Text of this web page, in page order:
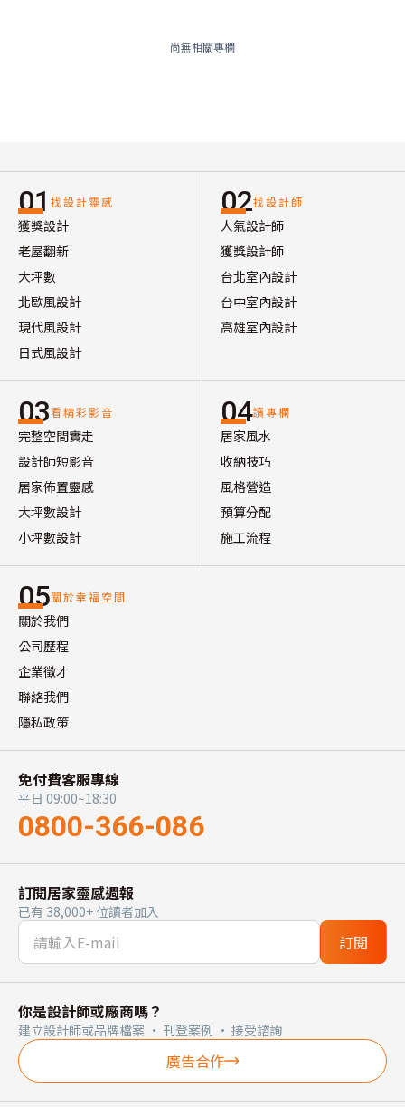
尚無相關專欄
01 找設計靈感
獲獎設計
老屋翻新
大坪數
北歐風設計
現代風設計
日式風設計
02找設計師
人氣設計師
獲獎設計師
台北室內設計
台中室內設計
高雄室內設計
03看精彩影音
完整空間實走
設計師短影音
居家佈置靈感
大坪數設計
小坪數設計
04讀專欄
居家風水
收納技巧
風格營造
預算分配
施工流程
05關於幸福空間
關於我們
公司歷程
企業徵才
聯絡我們
隱私政策
免付費客服專線
平日 09:00~18:30
0800-366-086
訂閱居家靈感週報
已有 38,000+ 位讀者加入
訂閱
你是設計師或廠商嗎？
建立設計師或品牌檔案 · 刊登案例 · 接受諮詢
廣告合作